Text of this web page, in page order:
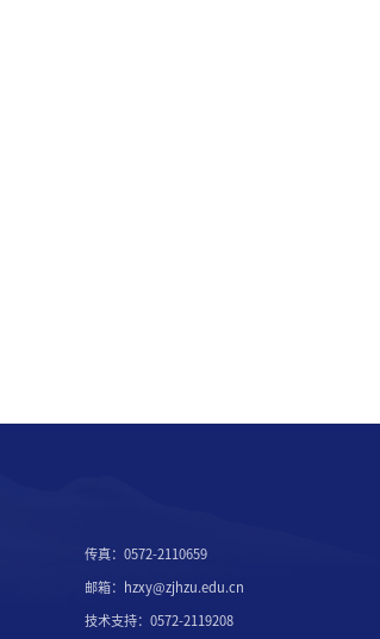
传真：0572-2110659
邮箱：hzxy@zjhzu.edu.cn
技术支持：0572-2119208